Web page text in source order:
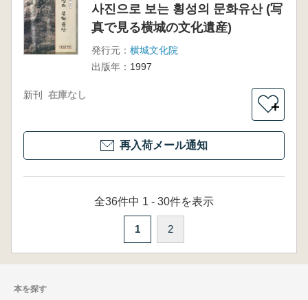
사진으로 보는 횡성의 문화유산 (写
真で見る横城の文化遺産)
発行元： 横城文化院
出版年： 1997
新刊 在庫なし
＋
再入荷メール通知
全36件中 1 - 30件を表示
1 2
本を探す